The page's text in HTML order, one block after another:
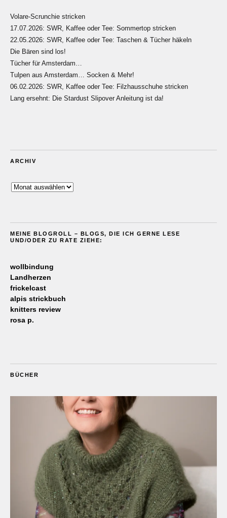
Volare-Scrunchie stricken
17.07.2026: SWR, Kaffee oder Tee: Sommertop stricken
22.05.2026: SWR, Kaffee oder Tee: Taschen & Tücher häkeln
Die Bären sind los!
Tücher für Amsterdam…
Tulpen aus Amsterdam… Socken & Mehr!
06.02.2026: SWR, Kaffee oder Tee: Filzhausschuhe stricken
Lang ersehnt: Die Stardust Slipover Anleitung ist da!
ARCHIV
Archiv
MEINE BLOGROLL – BLOGS, DIE ICH GERNE LESE
UND/ODER ZU RATE ZIEHE:
wollbindung
Landherzen
frickelcast
alpis strickbuch
knitters review
rosa p.
BÜCHER